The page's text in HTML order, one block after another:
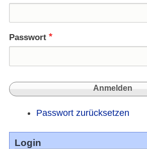
Passwort
Passwort zurücksetzen
Login